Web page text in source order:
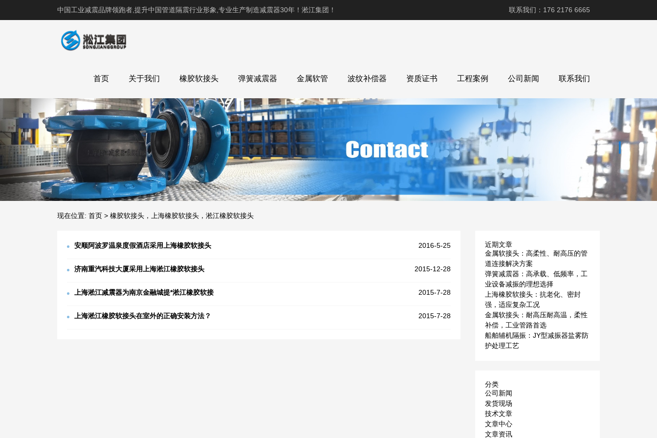
中国工业减震品牌领跑者,提升中国管道隔震行业形象,专业生产制造减震器30年！淞江集团！ 联系我们：176 2176 6665
首页 关于我们 橡胶软接头 弹簧减震器 金属软管 波纹补偿器 资质证书 工程案例 公司新闻 联系我们
现在位置: 首页 > 橡胶软接头，上海橡胶软接头，淞江橡胶软接头
安顺阿波罗温泉度假酒店采用上海橡胶软接头 2016-5-25
济南重汽科技大厦采用上海淞江橡胶软接头 2015-12-28
上海淞江减震器为南京金融城提*淞江橡胶软接 2015-7-28
上海淞江橡胶软接头在室外的正确安装方法？ 2015-7-28
近期文章
金属软接头：高柔性、耐高压的管
道连接解决方案
弹簧减震器：高承载、低频率，工
业设备减振的理想选择
上海橡胶软接头：抗老化、密封
强，适应复杂工况
金属软接头：耐高压耐高温，柔性
补偿，工业管路首选
船舶辅机隔振：JY型减振器盐雾防
护处理工艺
分类
公司新闻
发货现场
技术文章
文章中心
文章资讯